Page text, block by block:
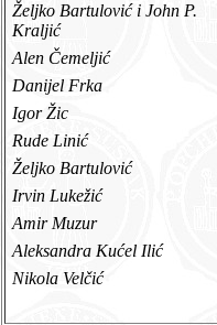
Željko Bartulović i John P.
Kraljić
Alen Čemeljić
Danijel Frka
Igor Žic
Rude Linić
Željko Bartulović
Irvin Lukežić
Amir Muzur
Aleksandra Kućel Ilić
Nikola Velčić